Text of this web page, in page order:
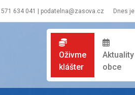
571 634 041 | podatelna@zasova.cz Dnes je
Oživme
klášter
Aktuality
obce